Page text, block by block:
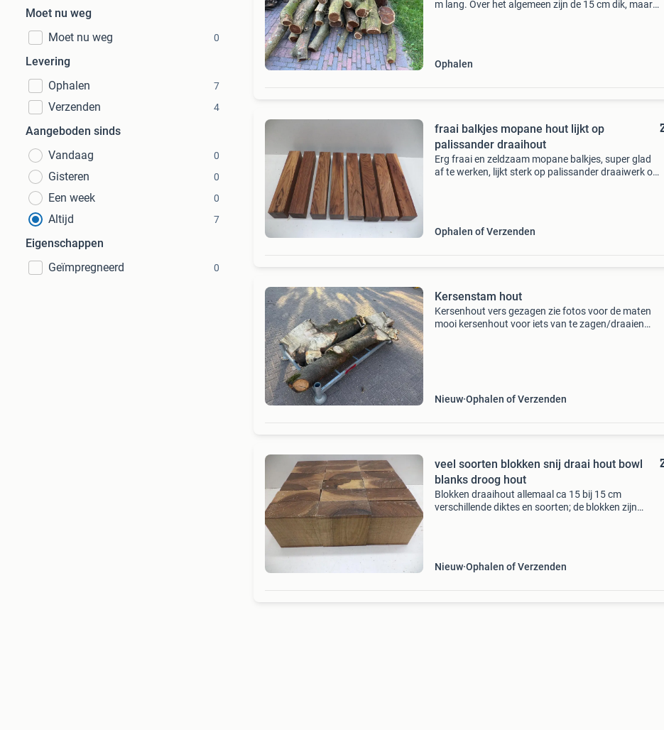
Moet nu weg
Moet nu weg
0
Levering
Ophalen
7
Verzenden 4
Aangeboden sinds
Vandaag
0
Gisteren 0
Een week 0
Altijd 7
Eigenschappen
Geïmpregneerd
0
m lang. Over het algemeen zijn de 15 cm dik, maar
Ophalen
fraai balkjes mopane hout lijkt op
palissander draaihout
Erg fraai en zeldzaam mopane balkjes, super glad
af te werken, lijkt sterk op palissander draaiwerk of
Ophalen of Verzenden
Kersenstam hout
Kersenhout vers gezagen zie fotos voor de maten
mooi kersenhout voor iets van te zagen/draaien
Nieuw Ophalen of Verzenden
veel soorten blokken snij draai hout bowl
blanks droog hout
Blokken draaihout allemaal ca 15 bij 15 cm
verschillende diktes en soorten; de blokken zijn
Nieuw Ophalen of Verzenden